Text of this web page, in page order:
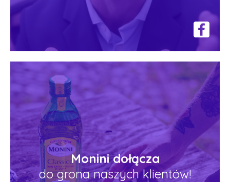
Monini dołącza
do grona naszych klientów!